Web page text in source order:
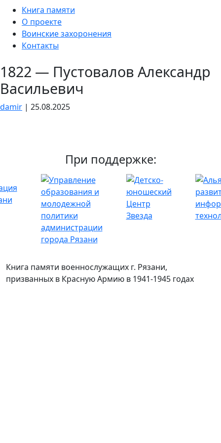
content
Книга памяти
О проекте
Воинские захоронения
Контакты
1822 — Пустовалов Александр
Васильевич
damir | 25.08.2025
При поддержке:
Книга памяти военнослужащих г. Рязани,
призванных в Красную Армию в 1941-1945 годах